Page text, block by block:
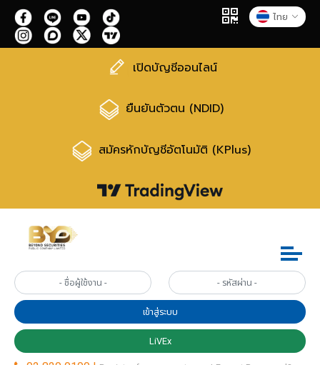
ไทย
เปิดบัญชีออนไลน์
ยืนยันตัวตน (NDID)
สมัครหักบัญชีอัตโนมัติ (KPlus)